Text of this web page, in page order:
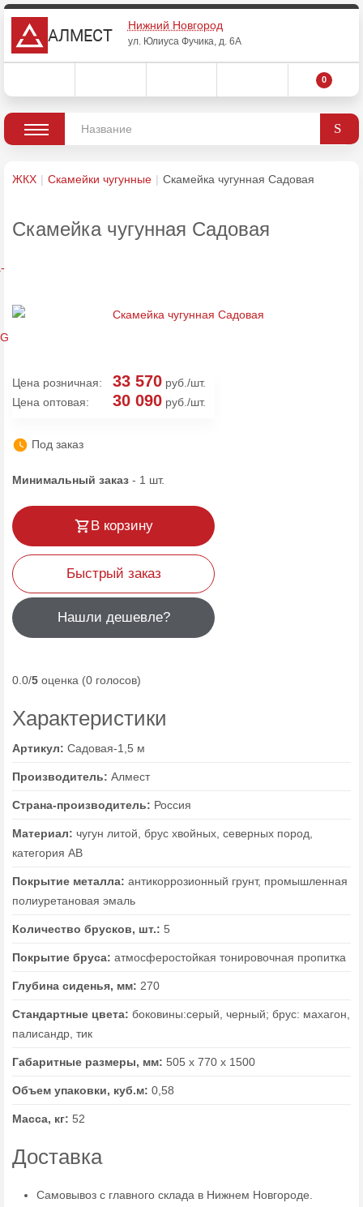
АЛМЕСТ
Нижний Новгород
ул. Юлиуса Фучика, д. 6А
0
ЖКХ Скамейки чугунные Скамейка чугунная Садовая
Скамейка чугунная Садовая
Цена розничная: 33 570 руб./шт.
Цена оптовая:
30 090 руб./шт.
Под заказ
Минимальный заказ - 1 шт.
В корзину
Быстрый заказ
Нашли дешевле?
0.0/5 оценка (0 голосов)
Характеристики
Артикул: Садовая-1,5 м
Производитель: Алмест
Страна-производитель: Россия
Материал: чугун литой, брус хвойных, северных пород,
категория АВ
Покрытие металла: антикоррозионный грунт, промышленная
полиуретановая эмаль
Количество брусков, шт.: 5
Покрытие бруса: атмосферостойкая тонировочная пропитка
Глубина сиденья, мм: 270
Стандартные цвета: боковины:серый, черный; брус: махагон,
палисандр, тик
Габаритные размеры, мм: 505 х 770 х 1500
Объем упаковки, куб.м: 0,58
Масса, кг: 52
Доставка
Самовывоз с главного склада в Нижнем Новгороде.